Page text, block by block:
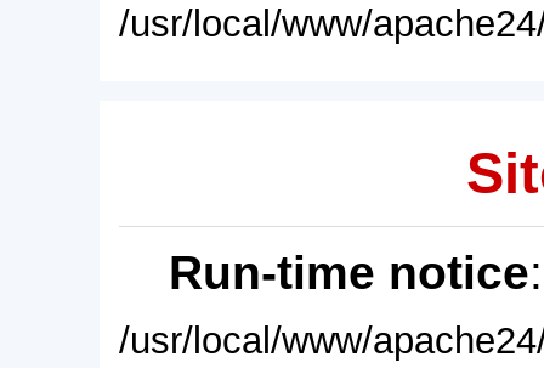
/usr/local/www/
Run-time notice
/usr/local/www/